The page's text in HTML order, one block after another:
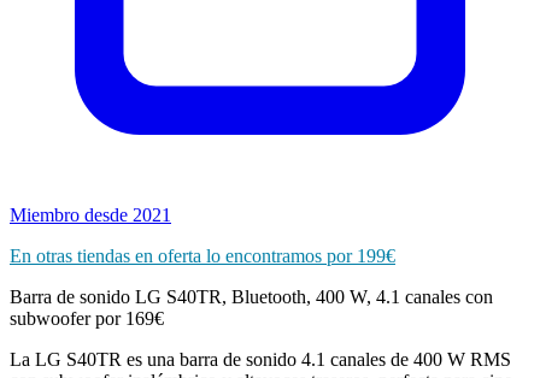
Miembro desde 2021
En otras tiendas en oferta lo encontramos por 199€
Barra de sonido LG S40TR, Bluetooth, 400 W, 4.1 canales con
subwoofer por 169€
La LG S40TR es una barra de sonido 4.1 canales de 400 W RMS